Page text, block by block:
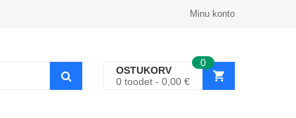
Minu konto
0
OSTUKORV
0 toodet 0,00 €